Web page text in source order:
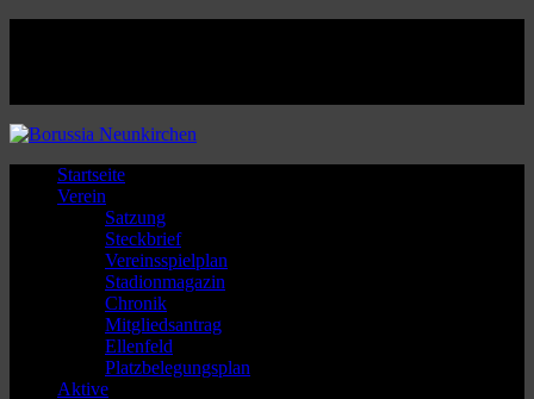
Startseite
Verein
Satzung
Steckbrief
Vereinsspielplan
Stadionmagazin
Chronik
Mitgliedsantrag
Ellenfeld
Platzbelegungsplan
Aktive